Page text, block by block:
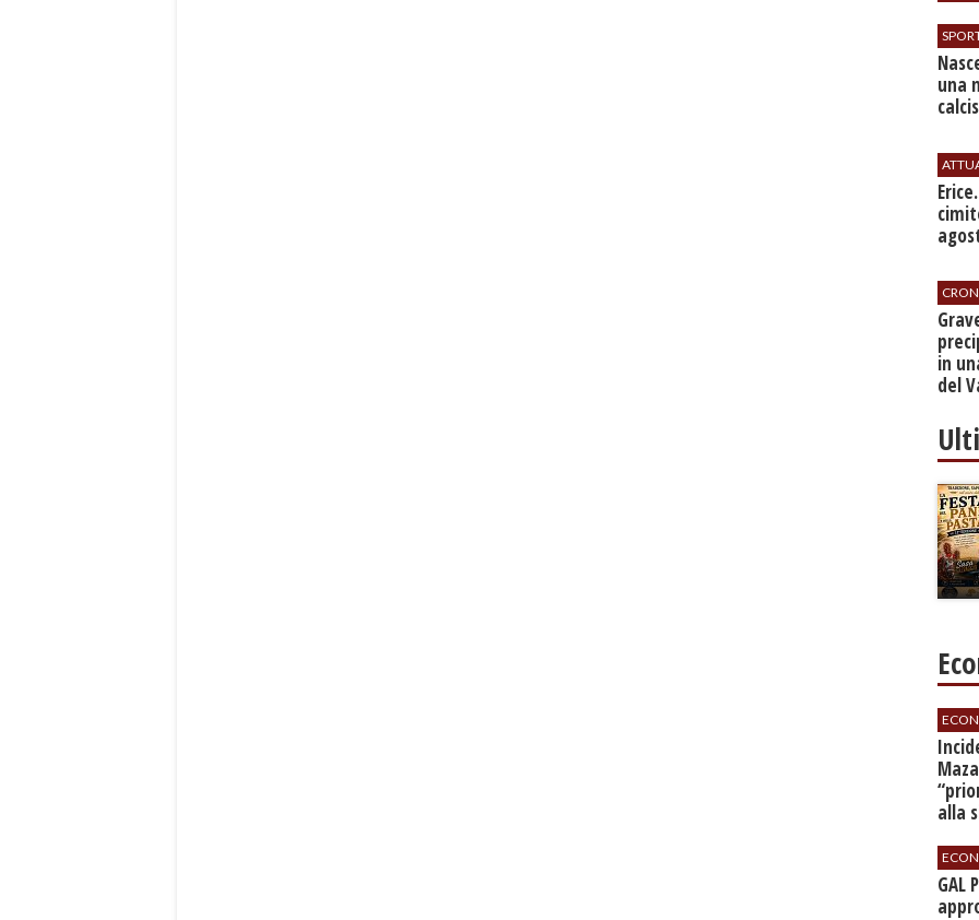
una
in
del
alla
GAL